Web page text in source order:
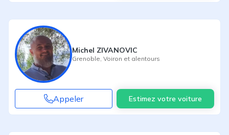
Michel ZIVANOVIC
Grenoble Voiron et alentours
Appeler Estimez votre voiture